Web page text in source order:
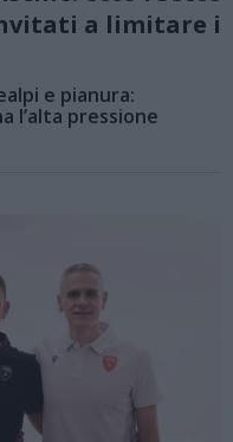
a limitare i
e pianura:
l’alta pressione